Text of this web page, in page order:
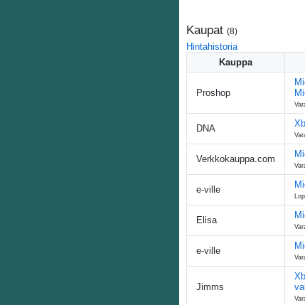
Kaupat (8)
Hintahistoria
Kauppa
Proshop
DNA
Verkkokauppa.com
e-ville
Elisa
e-ville
Jimms